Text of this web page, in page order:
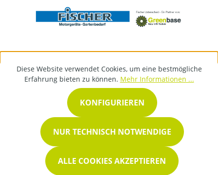
Diese Website verwendet Cookies, um eine bestmögliche
Erfahrung bieten zu können. Mehr Informationen ...
NUR TECHNISCH NOTWENDIGE
KONFIGURIEREN
ALLE COOKIES AKZEPTIEREN